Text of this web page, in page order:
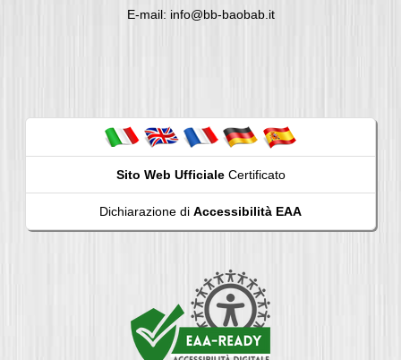
E-mail: info@bb-baobab.it
Sito Web UfficialeCertificato
Dichiarazione di Accessibilità EAA